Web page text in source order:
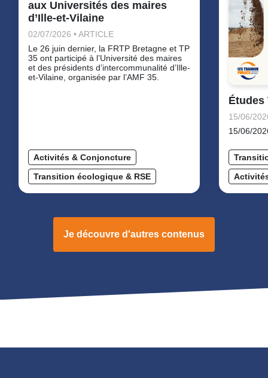
aux Universités des maires
d’Ille-et-Vilaine
02/07/2026 • ARTICLE
Le 26 juin dernier, la FRTP Bretagne et TP
35 ont participé à l’Université des maires
et des présidents d’intercommunalité d’Ille-
et-Vilaine, organisée par l’AMF 35.
Activités & Conjoncture
Transition écologique & RSE
Études
15/06/
15/06/
Je découvre d'autres contenus